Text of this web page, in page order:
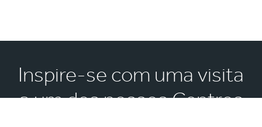
Inspire-se com uma visita
a um dos nossos Centros